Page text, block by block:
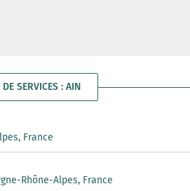
DE SERVICES : AIN
France
Rhône-Alpes, France